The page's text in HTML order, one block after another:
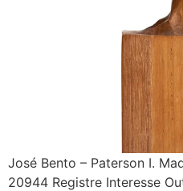
José Bento – Paterson I.
20944 Registre Interesse